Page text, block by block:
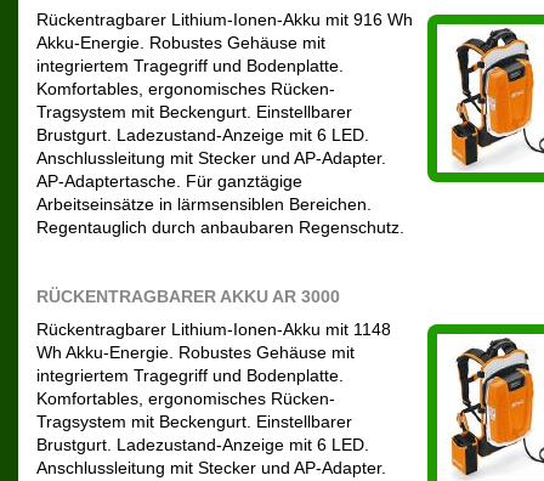
Rückentragbarer Lithium-Ionen-Akku mit 916 Wh
Akku-Energie. Robustes Gehäuse mit
integriertem Tragegriff und Bodenplatte.
Komfortables, ergonomisches Rücken-
Tragsystem mit Beckengurt. Einstellbarer
Brustgurt. Ladezustand-Anzeige mit 6 LED.
Anschlussleitung mit Stecker und AP-Adapter.
AP-Adaptertasche. Für ganztägige
Arbeitseinsätze in lärmsensiblen Bereichen.
Regentauglich durch anbaubaren Regenschutz.
RÜCKENTRAGBARER AKKU AR 3000
Rückentragbarer Lithium-Ionen-Akku mit 1148
Wh Akku-Energie. Robustes Gehäuse mit
integriertem Tragegriff und Bodenplatte.
Komfortables, ergonomisches Rücken-
Tragsystem mit Beckengurt. Einstellbarer
Brustgurt. Ladezustand-Anzeige mit 6 LED.
Anschlussleitung mit Stecker und AP-Adapter.